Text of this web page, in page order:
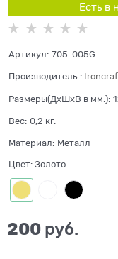
Есть в
Артикул: 705-005G
Производитель :
Размеры(ДхШхВ в мм.):
Вес: 0,2 кг.
Материал: Металл
Цвет: Золото
200 руб.